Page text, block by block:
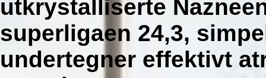
utkrystalliserte
superligaen 24,3,
undertegner effektivt